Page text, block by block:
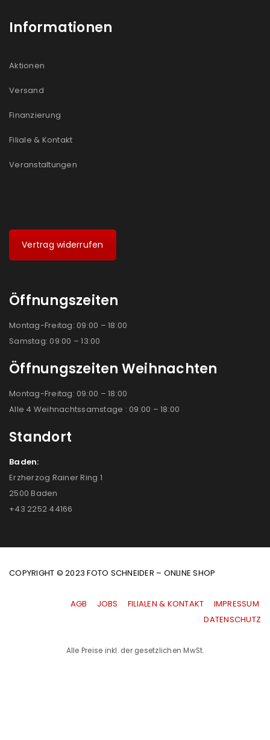
Informationen
Aktionen
Versand
Finanzierung
Filiale & Kontakt
Veranstaltungen
Vertrag widerrufen
Öffnungszeiten
Montag-Freitag: 09:00 – 18:00
Samstag: 09:00 – 13:00
Öffnungszeiten Weihnachten
Montag-Freitag: 09:00 – 18:00
Alle 4 Weihnachtssamstage : 09:00 – 18:00
Standort
Baden:
Erzherzog Rainer Ring 1
2500 Baden
+43 2252 44166
COPYRIGHT © 2023 FOTO SCHNEIDER – ONLINE SHOP
AGB JOBS FILIALEN & KONTAKT
IMPRESSUM
|DATENSCHUTZ
Alle Preise inkl. der gesetzlichen MwSt.